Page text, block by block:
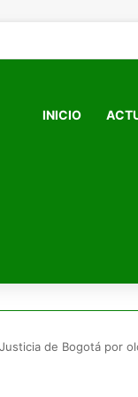
INICIO
de Bogotá por